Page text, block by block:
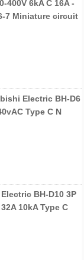
400V 6kA C 16A -
7 Miniature circuit
Electric BH-D6
Type C N
BH-D10 3P
10kA Type C